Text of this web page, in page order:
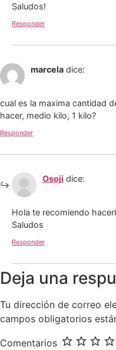
Saludos!
Responder
marcela dice:
cual es la maxima cantidad
hacer, medio kilo, 1 kilo?
Responder
Osoji dice:
Hola te recomiendo
Saludos
Responder
Deja una
Tu dirección de correo
campos obligatorios
Comentarios